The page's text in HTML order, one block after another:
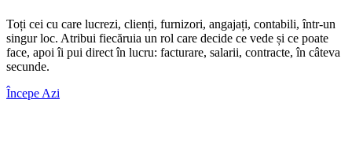
Toți cei cu care lucrezi, clienți, furnizori, angajați, contabili, într-un
singur loc. Atribui fiecăruia un rol care decide ce vede și ce poate
face, apoi îi pui direct în lucru: facturare, salarii, contracte, în câteva
secunde.
Începe Azi